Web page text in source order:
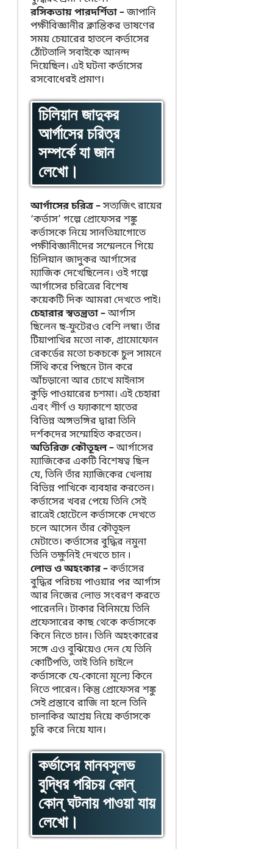
রসিকতায় পারদর্শিতা–জাপানি
পক্ষীবিজ্ঞানীর ক্লান্তিকর ভাষণের
সময় চেয়ারের হাতলে কর্ভাসের
ঠোঁটতালি সবাইকে আনন্দ
দিয়েছিল। এই ঘটনা কর্ভাসের
রসবোধেরই প্রমাণ।
চিলিয়ান জাদুকর
আর্গাসের চরিত্র
সম্পর্কে যা জান
লেখো।
আর্গাসের চরিত্র–সত্যজিৎ রায়ের
‘কর্ভাস’ গল্পে প্রোফেসর শঙ্কু
কর্ভাসকে নিয়ে সানতিয়াগোতে
পক্ষীবিজ্ঞানীদের সম্মেলনে গিয়ে
চিলিয়ান জাদুকর আর্গাসের
ম্যাজিক দেখেছিলেন। ওই গল্পে
আর্গাসের চরিত্রের বিশেষ
কয়েকটি দিক আমরা দেখতে পাই।
চেহারার স্বতন্ত্রতা –আর্গাস
ছিলেন ছ-ফুটেরও বেশি লম্বা। তাঁর
টিয়াপাখির মতো নাক, গ্রামোফোন
রেকর্ডের মতো চকচকে চুল সামনে
সিঁথি করে পিছনে টান করে
আঁচড়ানো আর চোখে মাইনাস
কুড়ি পাওয়ারের চশমা। এই চেহারা
এবং শীর্ণ ও ফ্যাকাশে হাতের
বিভিন্ন অঙ্গভঙ্গির দ্বারা তিনি
দর্শকদের সম্মোহিত করতেন।
অতিরিক্ত কৌতূহল –আর্গাসের
ম্যাজিকের একটি বিশেষত্ব ছিল
যে, তিনি তাঁর ম্যাজিকের খেলায়
বিভিন্ন পাখিকে ব্যবহার করতেন।
কর্ভাসের খবর পেয়ে তিনি সেই
রাত্রেই হোটেলে কর্ভাসকে দেখতে
চলে আসেন তাঁর কৌতূহল
মেটাতে। কর্ভাসের বুদ্ধির নমুনা
তিনি তক্ষুনিই দেখতে চান ৷
লোভ ও অহংকার –কর্ভাসের
বুদ্ধির পরিচয় পাওয়ার পর আর্গাস
আর নিজের লোভ সংবরণ করতে
পারেননি। টাকার বিনিময়ে তিনি
প্রফেসারের কাছ থেকে কর্ভাসকে
কিনে নিতে চান। তিনি অহংকারের
সঙ্গে এও বুঝিয়েও দেন যে তিনি
কোটিপতি, তাই তিনি চাইলে
কর্ভাসকে যে-কোনো মূল্যে কিনে
নিতে পারেন। কিন্তু প্রোফেসর শঙ্কু
সেই প্রস্তাবে রাজি না হলে তিনি
চালাকির আশ্রয় নিয়ে কর্ভাসকে
চুরি করে নিয়ে যান।
কর্ভাসের মানবসুলভ
বুদ্ধির পরিচয় কোন্
কোন্ ঘটনায় পাওয়া যায়
লেখো।